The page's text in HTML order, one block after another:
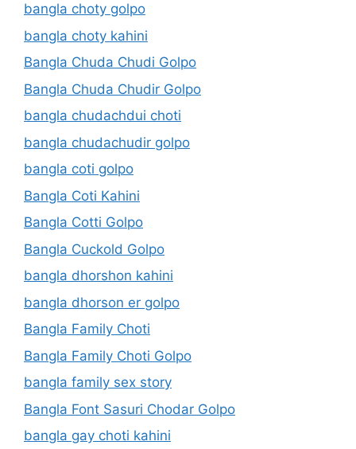
bangla choty golpo
bangla choty kahini
Bangla Chuda Chudi Golpo
Bangla Chuda Chudir Golpo
bangla chudachdui choti
bangla chudachudir golpo
bangla coti golpo
Bangla Coti Kahini
Bangla Cotti Golpo
Bangla Cuckold Golpo
bangla dhorshon kahini
bangla dhorson er golpo
Bangla Family Choti
Bangla Family Choti Golpo
bangla family sex story
Bangla Font Sasuri Chodar Golpo
bangla gay choti kahini